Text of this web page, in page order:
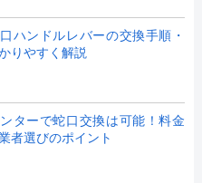
ハンドルレバーの交換手順・
りやすく解説
ターで蛇口交換は可能！料金
者選びのポイント